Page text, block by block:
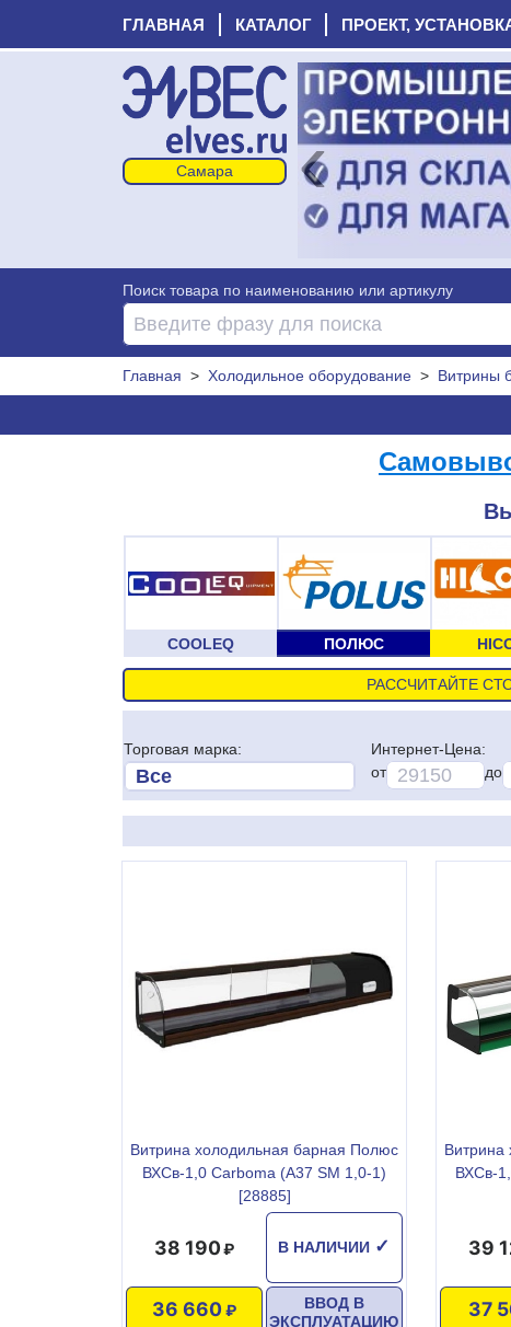
ГЛАВНАЯ КАТАЛОГ ПРОЕКТ,
‹
Поиск товара по наименованию или артикулу
Главная > Холодильное оборудование > Витрины
COOLEQ ПОЛЮС
РАССЧИТАЙТЕ
Торговая марка:
Интернет-Цена:
от
до
Витрина холодильная барная Полюс
ВХСв-1,0 Carboma (A37 SM 1,0-1)
[28885]
В НАЛИЧИИ ✓
38 190
36 660
ВВОД В
ЭКСПЛУАТАЦИЮ
Витрина
ВХСв-
39
37